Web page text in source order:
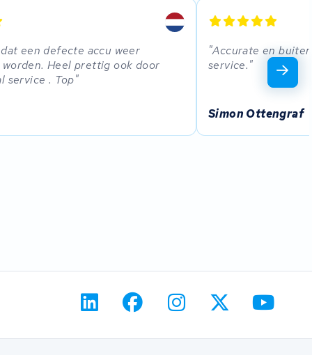
een defecte accu weer
worden. Heel prettig ook door
service . Top
Accurate en
service.
Simon Ottengraf